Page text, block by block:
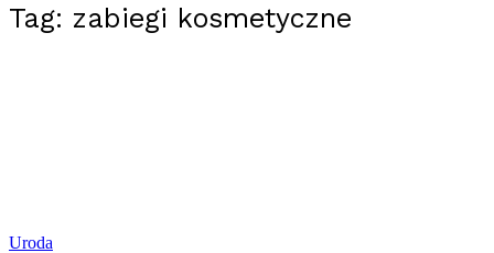
Tag: zabiegi kosmetyczne
Uroda